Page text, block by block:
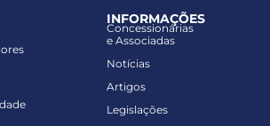
INFORMAÇÕES
Concessionárias
e Associadas
Notícias
Artigos
Legislações